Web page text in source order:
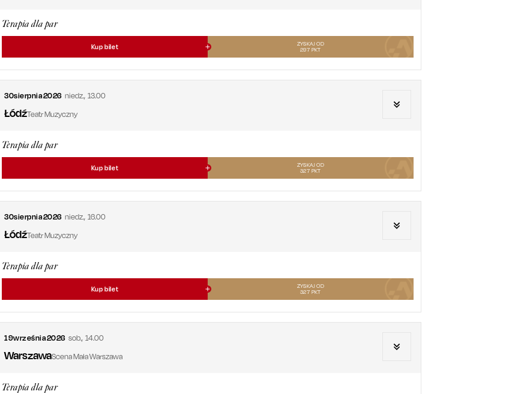
Terapia dla par
Kup bilet
ZYSKAJ OD
297 PKT
30sierpnia2026 niedz., 13.00
ŁódźTeatr Muzyczny
Terapia dla par
Kup bilet
ZYSKAJ OD
327 PKT
30sierpnia2026 niedz., 16.00
ŁódźTeatr Muzyczny
Terapia dla par
Kup bilet
ZYSKAJ OD
327 PKT
19września2026 sob., 14.00
WarszawaScena Mała Warszawa
Terapia dla par